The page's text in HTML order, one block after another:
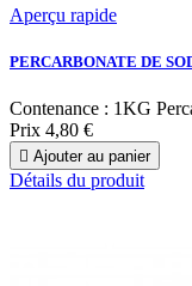
Aperçu rapide
PERCARBONATE DE
Contenance : 1KG
Prix 4,80 €
 Ajouter au panier
Détails du produit